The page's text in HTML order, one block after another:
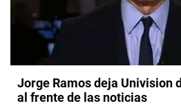
Jorge Ramos deja Univision
al frente de las noticias